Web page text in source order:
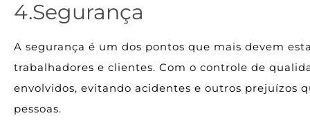
4.Segurança
A segurança é um dos pontos que mais devem
trabalhadores e clientes. Com o controle de
envolvidos, evitando acidentes e outros prejuízos
pessoas.